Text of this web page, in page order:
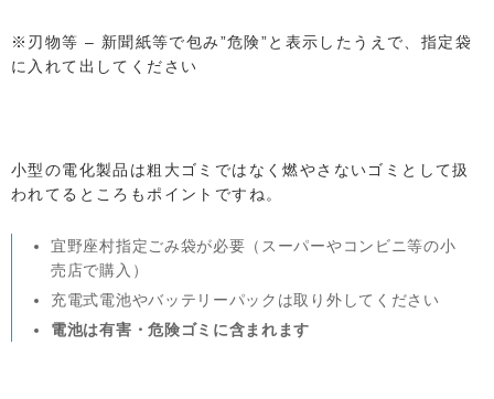
※刃物等 – 新聞紙等で包み”危険”と表示したうえで、指定袋
に入れて出してください
小型の電化製品は粗大ゴミではなく燃やさないゴミとして扱
われてるところもポイントですね。
宜野座村指定ごみ袋が必要（スーパーやコンビニ等の小
売店で購入）
充電式電池やバッテリーパックは取り外してください
電池は有害・危険ゴミに含まれます